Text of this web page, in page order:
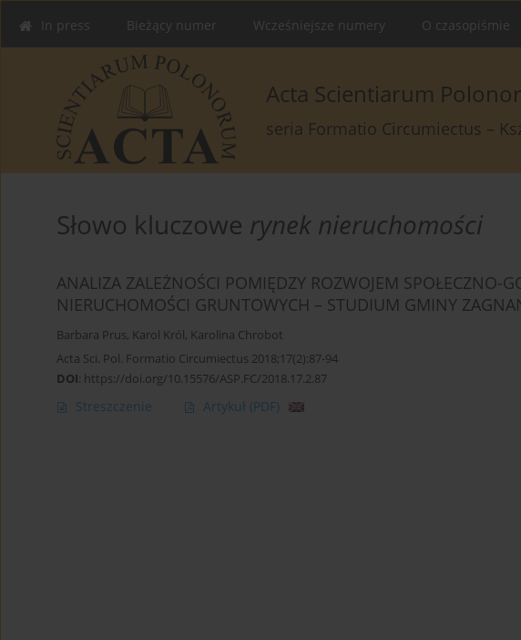
In press Bieżący numer Wcześniejsze numery O czasopiśmie
Acta Scientiarum
seria Formatio Circumiectus –
Słowo kluczowe rynek nieruchomości
ANALIZA ZALEŻNOŚCI POMIĘDZY ROZWOJEM SPOŁECZNO-
NIERUCHOMOŚCI GRUNTOWYCH – STUDIUM GMINY
Barbara Prus, Karol Król, Karolina Chrobot
Acta Sci. Pol. Formatio Circumiectus 2018;17(2):87-94
DOI: https://doi.org/10.15576/ASP.FC/2018.17.2.87
Streszczenie Artykuł (PDF)